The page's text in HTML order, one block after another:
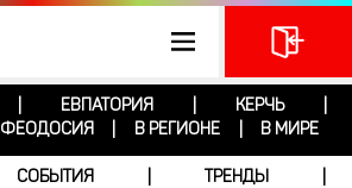
ЕВПАТОРИЯ КЕРЧЬ
ФЕОДОСИЯ В РЕГИОНЕ В МИРЕ
СОБЫТИЯ ТРЕНДЫ